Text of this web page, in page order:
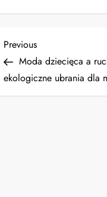
N
a
Previous
Post
Previous
Moda dziecięca a
ekologiczne ubrania dla